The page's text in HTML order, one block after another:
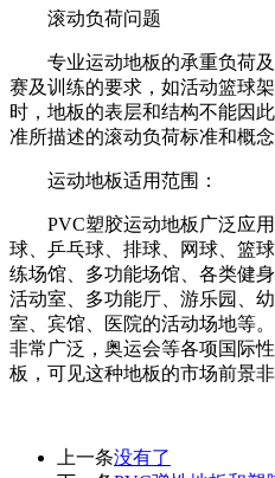
滚动负荷问题
专业运动地板的承重负荷
赛及训练的要求，如活动篮球
时，地板的表层和结构不能因
准所描述的滚动负荷标准和概念
运动地板适用范围：
PVC塑胶运动地板广泛应
球、乒乓球、排球、网球、篮
练场馆、多功能场馆、各类健
活动室、多功能厅、游乐园、
室、宾馆、医院的活动场地等
非常广泛，奥运会等各项国际
板，可见这种地板的市场前景非
上一条没有了